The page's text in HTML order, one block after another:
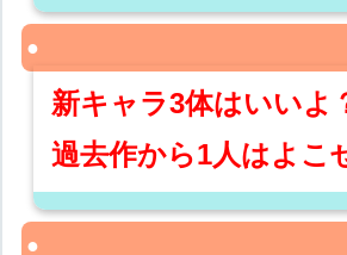
新キャラ3体はいいよ
過去作から1人はよこ